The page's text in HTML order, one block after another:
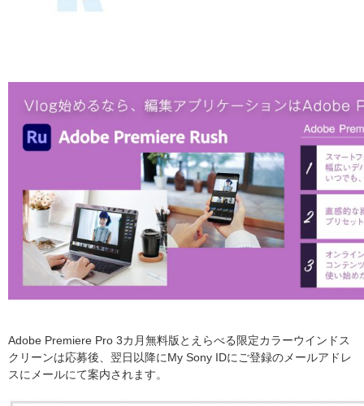
Adobe Premiere Pro 3カ月無料版とえらべる限定カラーウインドス
クリーンは応募後、翌日以降にMy Sony IDにご登録のメールアドレ
スにメールにて案内されます。